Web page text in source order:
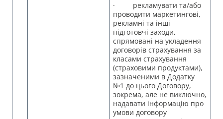
· рекламувати та/або
проводити маркетингові,
рекламні та інші
підготовчі заходи,
спрямовані на укладення
договорів страхування за
класами страхування
(страховими продуктами),
зазначеними в Додатку
№1 до цього Договору,
зокрема, але не виключно,
надавати інформацію про
умови договору